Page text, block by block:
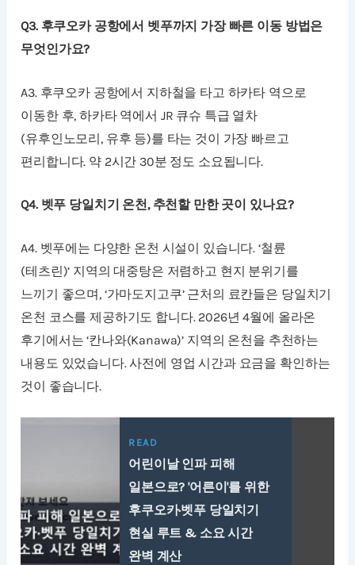
Q3. 후쿠오카 공항에서 벳푸까지 가장 빠른 이동 방법은
무엇인가요?
A3. 후쿠오카 공항에서 지하철을 타고 하카타 역으로
이동한 후, 하카타 역에서 JR 큐슈 특급 열차
(유후인노모리, 유후 등)를 타는 것이 가장 빠르고
편리합니다. 약 2시간 30분 정도 소요됩니다.
Q4. 벳푸 당일치기 온천, 추천할 만한 곳이 있나요?
A4. 벳푸에는 다양한 온천 시설이 있습니다. ‘철륜
(테츠린)’ 지역의 대중탕은 저렴하고 현지 분위기를
느끼기 좋으며, ‘가마도지고쿠’ 근처의 료칸들은 당일치기
온천 코스를 제공하기도 합니다. 2026년 4월에 올라온
후기에서는 ‘칸나와(Kanawa)’ 지역의 온천을 추천하는
내용도 있었습니다. 사전에 영업 시간과 요금을 확인하는
것이 좋습니다.
READ
어린이날 인파 피해
일본으로? '어른이'를 위한
후쿠오카·벳푸 당일치기
현실 루트 & 소요 시간
완벽 계산